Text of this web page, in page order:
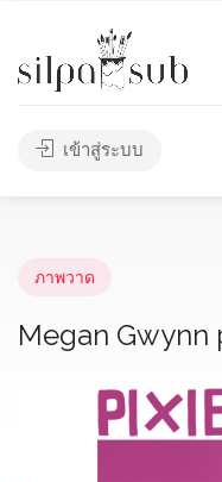
เข้าสู่ระบบ
ภาพวาด
Megan